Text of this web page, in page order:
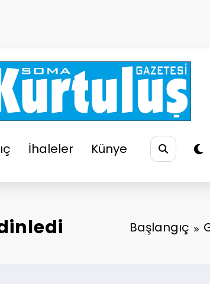
İhaleler Künye
Başlangıç